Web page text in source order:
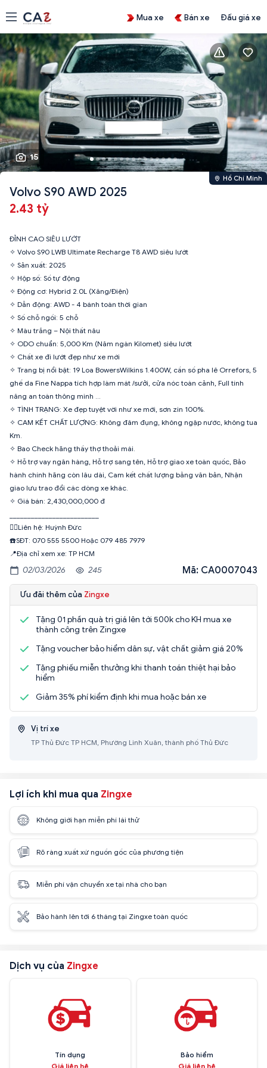
Mua xe Bán xe Đấu giá xe
15
Hồ Chí Minh
Volvo S90 AWD 2025
2.43 tỷ
ĐỈNH CAO SIÊU LƯỚT
✧ Volvo S90 LWB Ultimate Recharge T8 AWD siêu lướt
✧ Sản xuất: 2025
✧ Hộp số: Số tự động
✧ Động cơ: Hybrid 2.0L (Xăng/Điện)
✧ Dẫn động: AWD - 4 bánh toàn thời gian
✧ Số chỗ ngồi: 5 chỗ
✧ Màu trắng – Nội thất nâu
✧ ODO chuẩn: 5,000 Km (Năm ngàn Kilomet) siêu lướt
✧ Chất xe đi lướt đẹp như xe mới
✧ Trang bị nổi bật: 19 Loa BowersWilkins 1.400W, cần số pha lê Orrefors, 5
ghế da Fine Nappa tích hợp làm mát /sưởi, cửa nóc toàn cảnh, Full tính
năng an toàn thông minh ...
✧ TÌNH TRẠNG: Xe đẹp tuyệt vời như xe mới, sơn zin 100%.
✧ CAM KẾT CHẤT LƯỢNG: Không đâm đụng, không ngập nước, không tua
Km.
✧ Bao Check hãng thầy thợ thoải mái.
✧ Hỗ trợ vay ngân hàng, Hỗ trợ sang tên, Hỗ trợ giao xe toàn quốc, Bảo
hành chính hãng còn lâu dài, Cam kết chất lượng bằng văn bản, Nhận
giao lưu trao đổi các dòng xe khác.
✧ Giá bán: 2,430,000,000 đ
🙋‍♂️Liên hệ: Huỳnh Đức
☎️SĐT: 070 555 5500 Hoặc 079 485 7979
📍Địa chỉ xem xe: TP HCM
02/03/2026 245 Mã: CA0007043
Ưu đãi thêm của Zingxe
Tặng 01 phần quà trị giá lên tới 500k cho KH mua xe
thành công trên Zingxe
Tặng voucher bảo hiểm dân sự, vật chất giảm giá 20%
Tặng phiếu miễn thưởng khi thanh toán thiệt hại bảo
hiểm
Giảm 35% phí kiểm định khi mua hoặc bán xe
Vị trí xe
TP Thủ Đức TP HCM, Phường Linh Xuân, thành phố Thủ Đức
Lợi ích khi mua qua Zingxe
Không giới hạn miễn phí lái thử
Rõ ràng xuất xứ nguồn gốc của phương tiện
Miễn phí vận chuyển xe tại nhà cho bạn
Bảo hành lên tới 6 tháng tại Zingxe toàn quốc
Dịch vụ của Zingxe
Tín dụng
Giá liên hệ
Bảo hiểm
Giá liên hệ